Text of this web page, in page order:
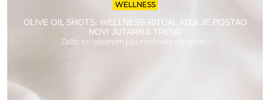
WELLNESS
OLIVE OIL SHOTS: WELLNESS RITUAL KOJI JE POSTAO
NOVI JUTARNJI TREND
Zašto svi odjednom piju maslinovo ulje ujutru?